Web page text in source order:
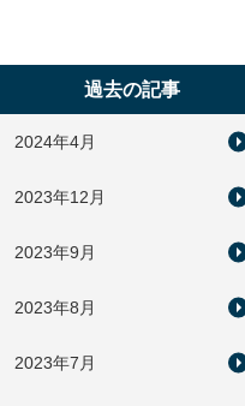
過去の記事
2024年4月
2023年12月
2023年9月
2023年8月
2023年7月